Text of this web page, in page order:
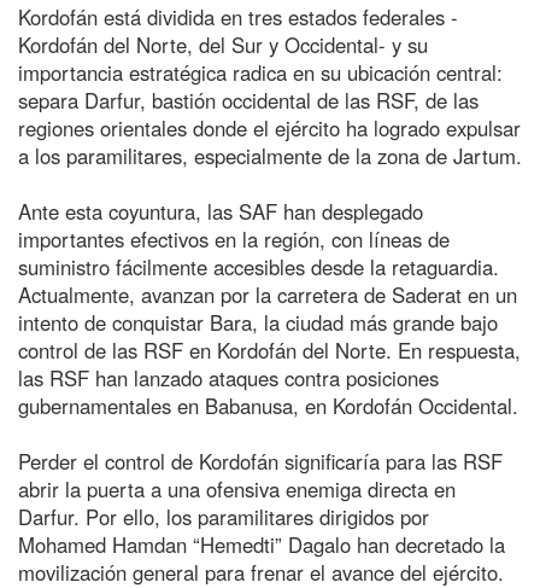
Kordofán está dividida en tres estados federales -
Kordofán del Norte, del Sur y Occidental- y su
importancia estratégica radica en su ubicación central:
separa Darfur, bastión occidental de las RSF, de las
regiones orientales donde el ejército ha logrado expulsar
a los paramilitares, especialmente de la zona de Jartum.
Ante esta coyuntura, las SAF han desplegado
importantes efectivos en la región, con líneas de
suministro fácilmente accesibles desde la retaguardia.
Actualmente, avanzan por la carretera de Saderat en un
intento de conquistar Bara, la ciudad más grande bajo
control de las RSF en Kordofán del Norte. En respuesta,
las RSF han lanzado ataques contra posiciones
gubernamentales en Babanusa, en Kordofán Occidental.
Perder el control de Kordofán significaría para las RSF
abrir la puerta a una ofensiva enemiga directa en
Darfur. Por ello, los paramilitares dirigidos por
Mohamed Hamdan “Hemedti” Dagalo han decretado la
movilización general para frenar el avance del ejército.